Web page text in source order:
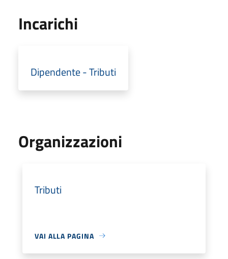
Incarichi
Dipendente - Tributi
Organizzazioni
Tributi
VAI ALLA PAGINA